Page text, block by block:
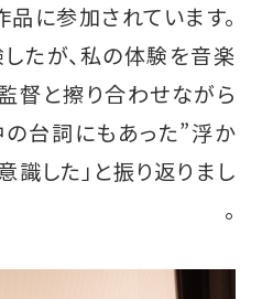
に参加されています。
たが、私の体験を音楽
督と擦り合わせながら
台詞にもあった”浮か
した」と振り返りまし
。